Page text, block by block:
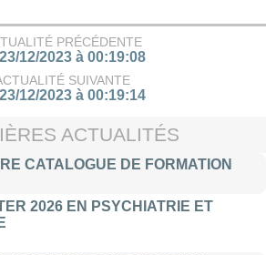
PRÉCÉDENTE
12/2023 à 00:19:08
SUIVANTE
12/2023 à 00:19:14
ACTUALITÉS
CATALOGUE DE FORMATION
2026 EN PSYCHIATRIE ET